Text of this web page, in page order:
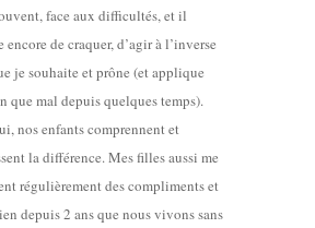
face aux difficultés, et il
encore de craquer, d’agir à l’inverse
je souhaite et prône (et applique
que mal depuis quelques temps).
nos enfants comprennent et
la différence. Mes filles aussi me
régulièrement des compliments et
depuis 2 ans que nous vivons sans